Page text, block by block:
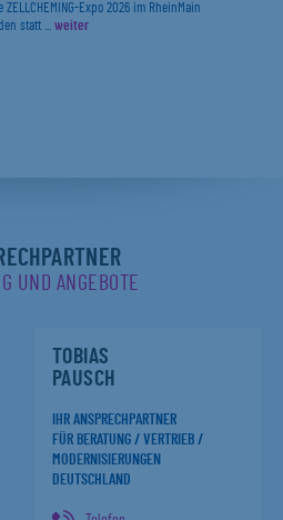
Expo 2026 im RheinMain
statt ... weiter
UND ANGEBOTE
TOBIAS
PAUSCH
IHR ANSPRECHPARTNER
FÜR BERATUNG / VERTRIEB /
MODERNISIERUNGEN
DEUTSCHLAND